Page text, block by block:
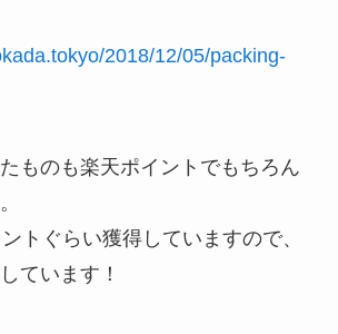
2018/12/05/packing-
ものも楽天ポイントでもちろん
トぐらい獲得していますので、
ています！